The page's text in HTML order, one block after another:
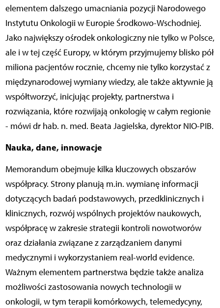
elementem dalszego umacniania pozycji Narodowego
Instytutu Onkologii w Europie Środkowo-Wschodniej.
Jako największy ośrodek onkologiczny nie tylko w Polsce,
ale i w tej część Europy, w którym przyjmujemy blisko pół
miliona pacjentów rocznie, chcemy nie tylko korzystać z
międzynarodowej wymiany wiedzy, ale także aktywnie ją
współtworzyć, inicjując projekty, partnerstwa i
rozwiązania, które rozwijają onkologię w całym regionie
- mówi dr hab. n. med. Beata Jagielska, dyrektor NIO-PIB.
Nauka, dane, innowacje
Memorandum obejmuje kilka kluczowych obszarów
współpracy. Strony planują m.in. wymianę informacji
dotyczących badań podstawowych, przedklinicznych i
klinicznych, rozwój wspólnych projektów naukowych,
współpracę w zakresie strategii kontroli nowotworów
oraz działania związane z zarządzaniem danymi
medycznymi i wykorzystaniem real-world evidence.
Ważnym elementem partnerstwa będzie także analiza
możliwości zastosowania nowych technologii w
onkologii, w tym terapii komórkowych, telemedycyny,